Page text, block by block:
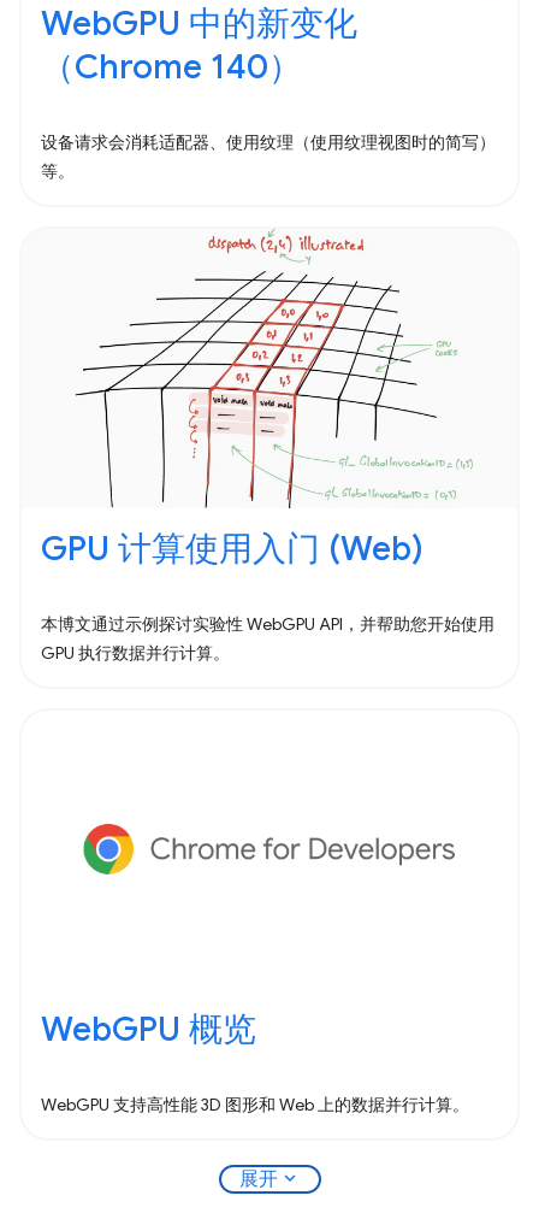
WebGPU 中的新变化
（Chrome 140）
设备请求会消耗适配器、使用纹理（使用纹理视图时的简写）
等。
GPU 计算使用入门 (Web)
本博文通过示例探讨实验性 WebGPU API，并帮助您开始使用
GPU 执行数据并行计算。
WebGPU 概览
WebGPU 支持高性能 3D 图形和 Web 上的数据并行计算。
展开 expand_more